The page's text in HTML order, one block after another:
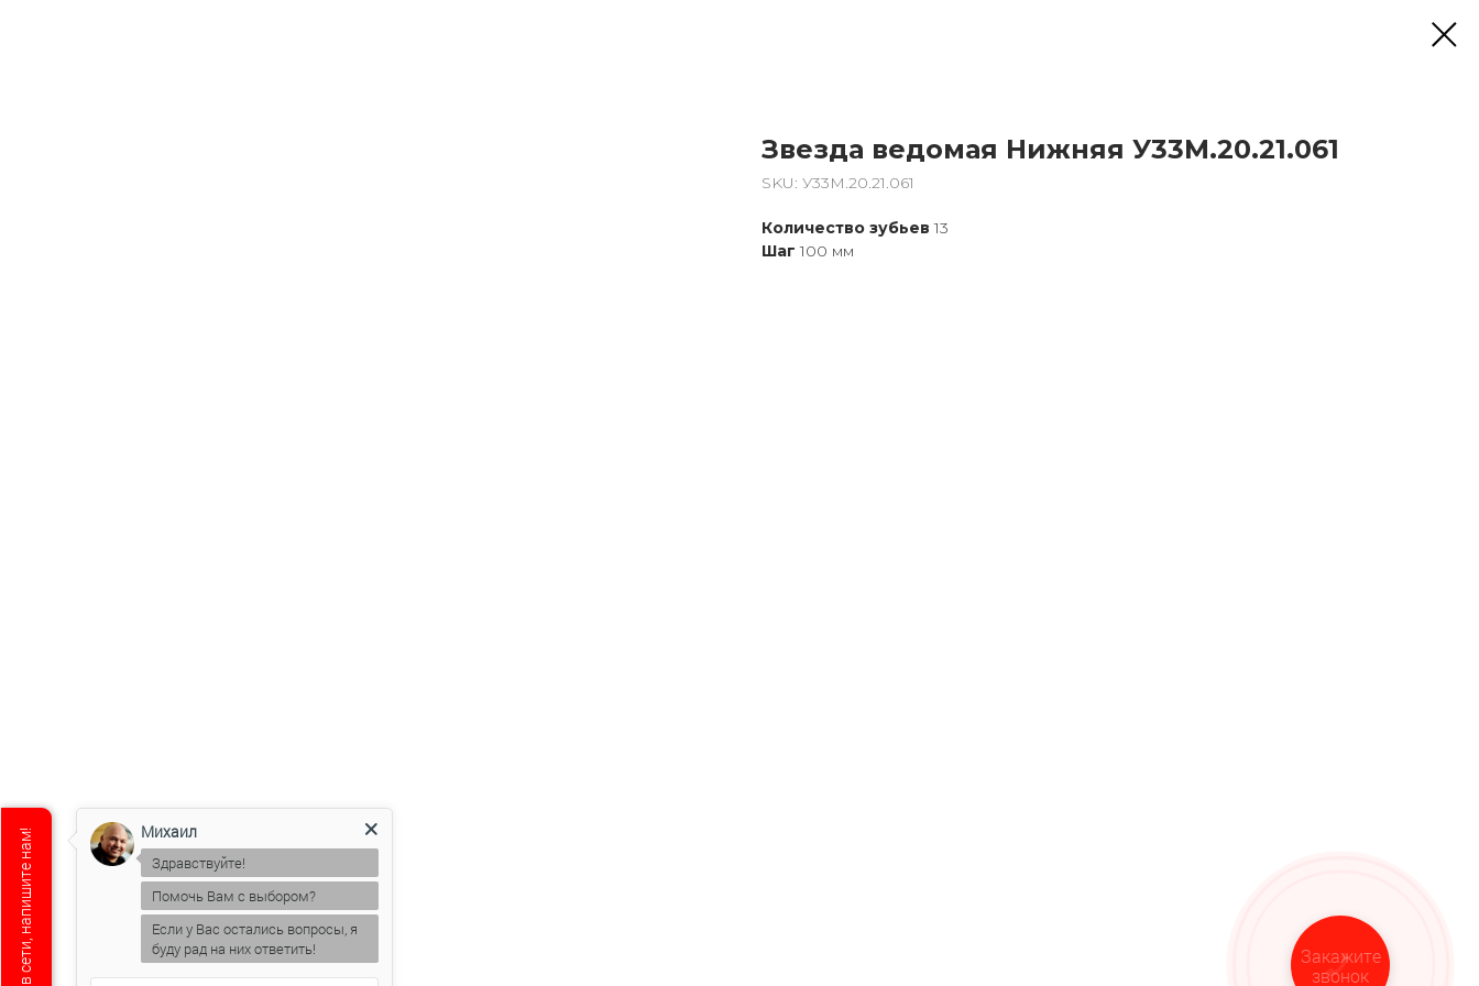
Звезда ведомая Нижняя У33М.20.21.061
SKU: У33М.20.21.061
Количество зубьев13
Шаг100 мм
Закажите
звонок
Мы не в сети, напишите нам! Михаил
Здравствуйте!
Помочь Вам с выбором?
Если у Вас остались вопросы, я
буду рад на них ответить!